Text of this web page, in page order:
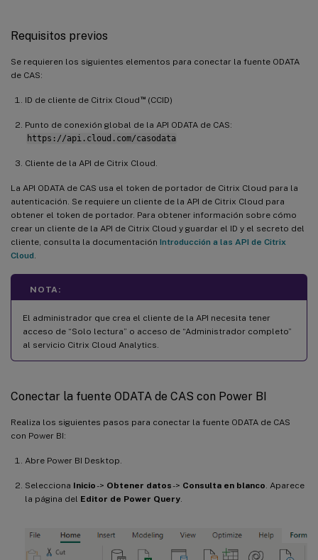
Requisitos previos
Se requieren los siguientes elementos para conectar la fuente ODATA
de CAS:
ID de cliente de Citrix Cloud ™(CCID)
Punto de conexión global de la API ODATA de CAS:
https://api.cloud.com/casodata
Cliente de la API de Citrix Cloud.
La API ODATA de CAS usa el token de portador de Citrix Cloud para la
autenticación. Se requiere un cliente de la API de Citrix Cloud para
obtener el token de portador. Para obtener información sobre cómo
crear un cliente de la API de Citrix Cloud y guardar el ID y el secreto del
cliente, consulta la documentación Introducción a las API de Citrix
Cloud
NOTA:
El administrador que crea el cliente de la API necesita tener
acceso de “Solo lectura” o acceso de “Administrador completo”
al servicio Citrix Cloud Analytics.
Conectar la fuente ODATA de CAS con Power BI
Realiza los siguientes pasos para conectar la fuente ODATA de CAS
con Power BI:
Abre Power BI Desktop.
Selecciona Inicio-> Obtener datos-> Consulta en blanco . Aparece
la página del Editor de Power Query